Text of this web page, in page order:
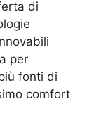
di
per
fonti di
comfort